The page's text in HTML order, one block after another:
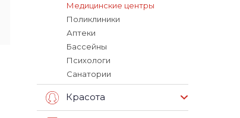
Медицинские центры
Поликлиники
Аптеки
Бассейны
Психологи
Санатории
Красота